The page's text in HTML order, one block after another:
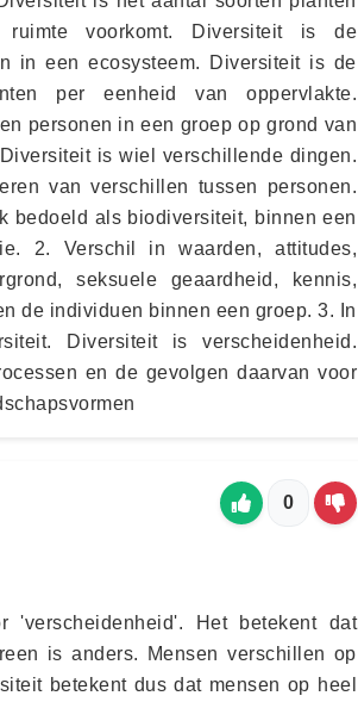
voorkomt. Diversiteit is de
in een ecosysteem. Diversiteit is de
per eenheid van oppervlakte.
personen in een groep op grond van
is wiel verschillende dingen.
van verschillen tussen personen.
bedoeld als biodiversiteit, binnen een
2. Verschil in waarden, attitudes,
seksuele geaardheid, kennis,
de individuen binnen een groep. 3. In
Diversiteit is verscheidenheid.
en de gevolgen daarvan voor
0
Het betekent dat
is anders. Mensen verschillen op
betekent dus dat mensen op heel